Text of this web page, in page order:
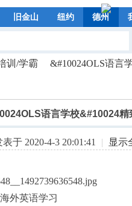
旧金山 纽约 德州
训/学霸
›
&#10024OLS语言
语言学校&#10024
表于 2020-4-3 20:01:41 | 显示
外英语学习